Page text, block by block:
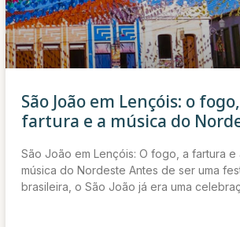
São João em Lençóis: o
fartura e a música do
São João em Lençóis: O fogo, a fartura e
música do Nordeste Antes de ser uma
brasileira, o São João já era uma